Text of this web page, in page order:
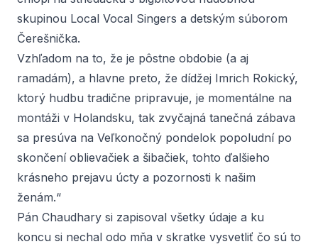
skupinou Local Vocal Singers a detským súborom
Čerešnička.
Vzhľadom na to, že je pôstne obdobie (a aj
ramadám), a hlavne preto, že dídžej Imrich Rokický,
ktorý hudbu tradične pripravuje, je momentálne na
montáži v Holandsku, tak zvyčajná tanečná zábava
sa presúva na Veľkonočný pondelok popoludní po
skončení oblievačiek a šibačiek, tohto ďalšieho
krásneho prejavu úcty a pozornosti k našim
ženám.“
Pán Chaudhary si zapisoval všetky údaje a ku
koncu si nechal odo mňa v skratke vysvetliť čo sú to